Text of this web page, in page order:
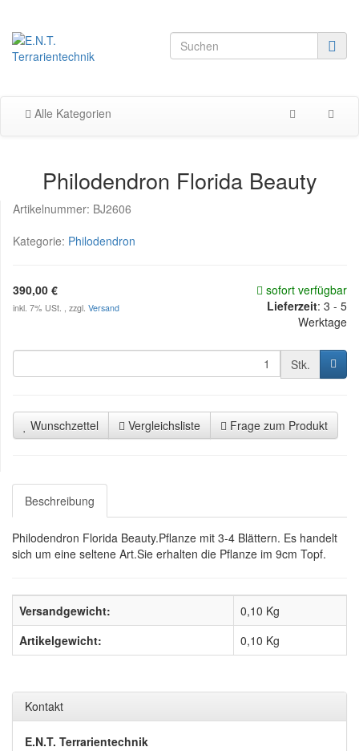
Alle Kategorien
Philodendron Florida Beauty
Artikelnummer: BJ2606
Kategorie: Philodendron
390,00 €
inkl. 7% USt. , zzgl. Versand
sofort verfügbar
Lieferzeit: 3 - 5
Werktage
Stk.
Wunschzettel Vergleichsliste Frage zum Produkt
Beschreibung
Philodendron Florida Beauty.Pflanze mit 3-4 Blättern. Es handelt
sich um eine seltene Art.Sie erhalten die Pflanze im 9cm Topf.
Versandgewicht:
0,10 Kg
Artikelgewicht:
0,10 Kg
Kontakt
E.N.T. Terrarientechnik